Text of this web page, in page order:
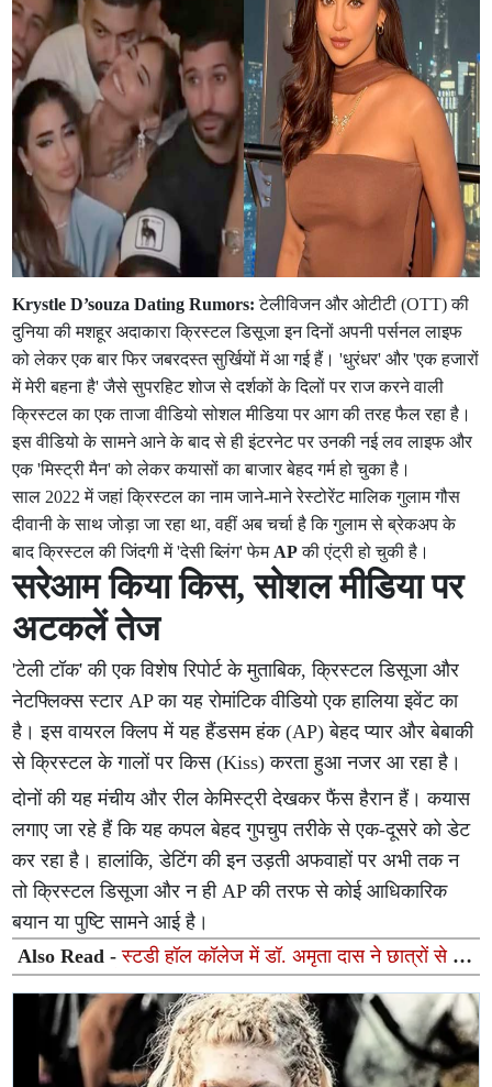
Krystle D’souza Dating Rumors: टेलीविजन और ओटीटी (OTT) की
दुनिया की मशहूर अदाकारा क्रिस्टल डिसूजा इन दिनों अपनी पर्सनल लाइफ
को लेकर एक बार फिर जबरदस्त सुर्खियों में आ गई हैं। 'धुरंधर' और 'एक हजारों
में मेरी बहना है' जैसे सुपरहिट शोज से दर्शकों के दिलों पर राज करने वाली
क्रिस्टल का एक ताजा वीडियो सोशल मीडिया पर आग की तरह फैल रहा है।
इस वीडियो के सामने आने के बाद से ही इंटरनेट पर उनकी नई लव लाइफ और
एक 'मिस्ट्री मैन' को लेकर कयासों का बाजार बेहद गर्म हो चुका है।
साल 2022 में जहां क्रिस्टल का नाम जाने-माने रेस्टोरेंट मालिक गुलाम गौस
दीवानी के साथ जोड़ा जा रहा था, वहीं अब चर्चा है कि गुलाम से ब्रेकअप के
बाद क्रिस्टल की जिंदगी में 'देसी ब्लिंग' फेम APकी एंट्री हो चुकी है।
सरेआम किया किस, सोशल मीडिया पर
अटकलें तेज
'टेली टॉक' की एक विशेष रिपोर्ट के मुताबिक, क्रिस्टल डिसूजा और
नेटफ्लिक्स स्टार AP का यह रोमांटिक वीडियो एक हालिया इवेंट का
है। इस वायरल क्लिप में यह हैंडसम हंक (AP) बेहद प्यार और बेबाकी
से क्रिस्टल के गालों पर किस (Kiss) करता हुआ नजर आ रहा है।
दोनों की यह मंचीय और रील केमिस्ट्री देखकर फैंस हैरान हैं। कयास
लगाए जा रहे हैं कि यह कपल बेहद गुपचुप तरीके से एक-दूसरे को डेट
कर रहा है। हालांकि, डेटिंग की इन उड़ती अफवाहों पर अभी तक न
तो क्रिस्टल डिसूजा और न ही AP की तरफ से कोई आधिकारिक
बयान या पुष्टि सामने आई है।
Also Read -स्टडी हॉल कॉलेज में डॉ. अमृता दास ने छात्रों से की
करियर पर विशेष बातचीत